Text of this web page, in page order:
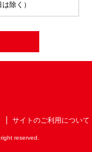
除く）
サイトのご利用について
reserved.